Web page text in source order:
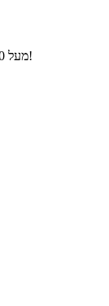
מעל 10,000 מוצרים ומאכלים במאגר עם ערכים תזונתיים!